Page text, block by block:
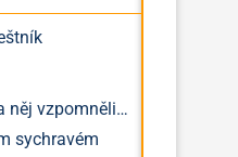
něj vzpomněli…
sychravém